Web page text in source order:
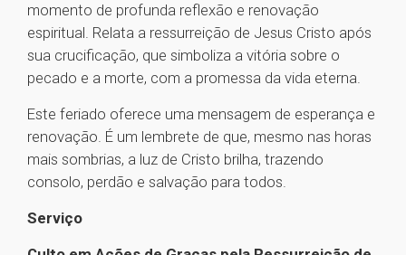
momento de profunda reflexão e renovação
espiritual. Relata a ressurreição de Jesus Cristo após
sua crucificação, que simboliza a vitória sobre o
pecado e a morte, com a promessa da vida eterna.
Este feriado oferece uma mensagem de esperança e
renovação. É um lembrete de que, mesmo nas horas
mais sombrias, a luz de Cristo brilha, trazendo
consolo, perdão e salvação para todos.
Serviço